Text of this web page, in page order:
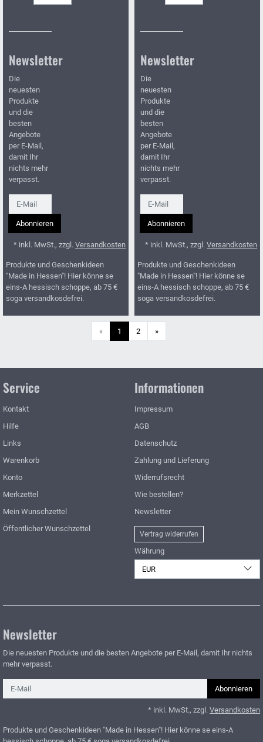
Newsletter
Die
neuesten
Produkte
und die
besten
Angebote
per E-Mail,
damit Ihr
nichts mehr
verpasst.
Newsletter
Abonnieren
* inkl. MwSt., zzgl. Versandkosten
Produkte und Geschenkideen
"Made in Hessen"! Hier könne se
eins-A hessisch schoppe, ab 75 €
soga versandkosdefrei.
Newsletter
Die
neuesten
Produkte
und die
besten
Angebote
per E-Mail,
damit Ihr
nichts mehr
verpasst.
Newsletter
Abonnieren
* inkl. MwSt., zzgl. Versandkosten
Produkte und Geschenkideen
"Made in Hessen"! Hier könne se
eins-A hessisch schoppe, ab 75 €
soga versandkosdefrei.
« 1 2 »Weiter
Service
Kontakt
Hilfe
Links
Warenkorb
Konto
Merkzettel
Mein Wunschzettel
Öffentlicher Wunschzettel
Informationen
Impressum
AGB
Datenschutz
Zahlung und Lieferung
Widerrufsrecht
Wie bestellen?
Newsletter
Vertrag widerrufen
Währung
EUR
Newsletter
Die neuesten Produkte und die besten Angebote per E-Mail, damit Ihr nichts
mehr verpasst.
Newsletter
Abonnieren
* inkl. MwSt., zzgl. Versandkosten
Produkte und Geschenkideen "Made in Hessen"! Hier könne se eins-A